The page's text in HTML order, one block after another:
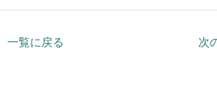
次
一覧に戻る